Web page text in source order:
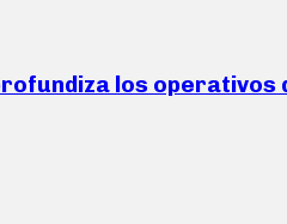
los operativos